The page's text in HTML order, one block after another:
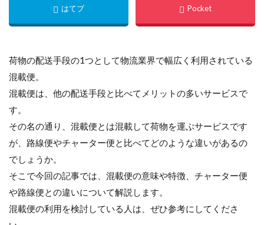
荷物の配送手段の1つとして物流業界で幅広く利用されている
混載便。
混載便は、他の配送手段と比べてメリットの多いサービスで
す。
その名の通り、混載便とは混載して荷物を運ぶサービスです
が、路線便やチャーター便と比べてどのような違いがあるの
でしょうか。
そこで今回の記事では、混載便の意味や特徴、チャーター便
や路線便との違いについて解説します。
混載便の利用を検討している人は、ぜひ参考にしてくださ